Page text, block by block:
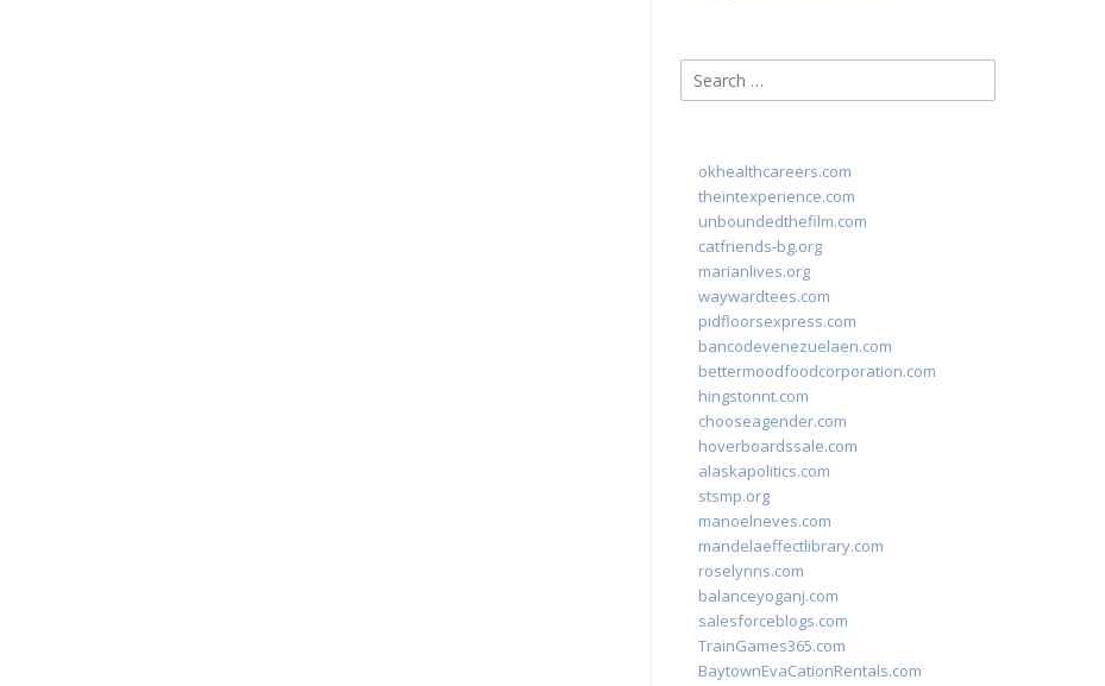
Search
for:
okhealthcareers.com
theintexperience.com
unboundedthefilm.com
catfriends-bg.org
marianlives.org
waywardtees.com
pidfloorsexpress.com
bancodevenezuelaen.com
bettermoodfoodcorporation.com
hingstonnt.com
chooseagender.com
hoverboardssale.com
alaskapolitics.com
stsmp.org
manoelneves.com
mandelaeffectlibrary.com
roselynns.com
balanceyoganj.com
salesforceblogs.com
TrainGames365.com
BaytownEvaCationRentals.com